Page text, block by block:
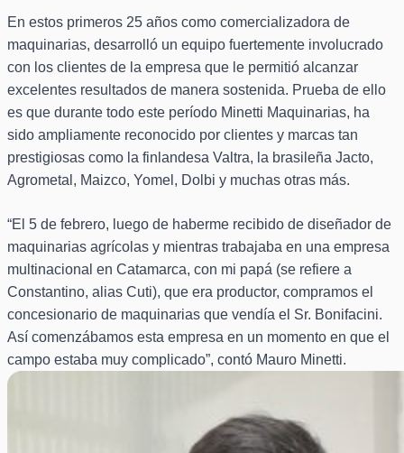
En estos primeros 25 años como comercializadora de
maquinarias, desarrolló un equipo fuertemente involucrado
con los clientes de la empresa que le permitió alcanzar
excelentes resultados de manera sostenida. Prueba de ello
es que durante todo este período Minetti Maquinarias, ha
sido ampliamente reconocido por clientes y marcas tan
prestigiosas como la finlandesa Valtra, la brasileña Jacto,
Agrometal, Maizco, Yomel, Dolbi y muchas otras más.
“El 5 de febrero, luego de haberme recibido de diseñador de
maquinarias agrícolas y mientras trabajaba en una empresa
multinacional en Catamarca, con mi papá (se refiere a
Constantino, alias Cuti), que era productor, compramos el
concesionario de maquinarias que vendía el Sr. Bonifacini.
Así comenzábamos esta empresa en un momento en que el
campo estaba muy complicado”, contó Mauro Minetti.